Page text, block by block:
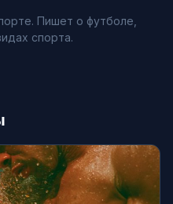
Пишет о футболе,
спорта.